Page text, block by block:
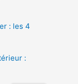
: les 4
: